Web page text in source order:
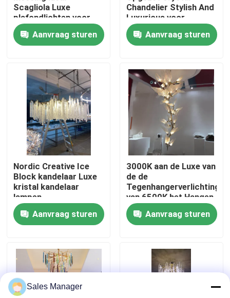
Producten
Fabriekstocht
Kwaliteitscontrole
Neem contact met ons op
Vraag een offerte
De Lichten van de tegenhangerkroonluchter
Op maat gemaakte kandelaars
de lichten van de douanetegenhanger
Scagliola Luxe
plafondlichten voor
huisversiering
Aanvraag sturen
Chandelier Stylish And
Luxurious voor
Huisdecoratie
Aanvraag sturen
Nordic Creative Ice
Block kandelaar Luxe
kristal kandelaar
lampen
Aanvraag sturen
3000K aan de Luxe van
de de
Tegenhangerverlichting
van 6500K het Hangen
Lichten Voor de
betere inkomstklasse
8m2 aan 30m2
Aanvraag sturen
Sales Manager